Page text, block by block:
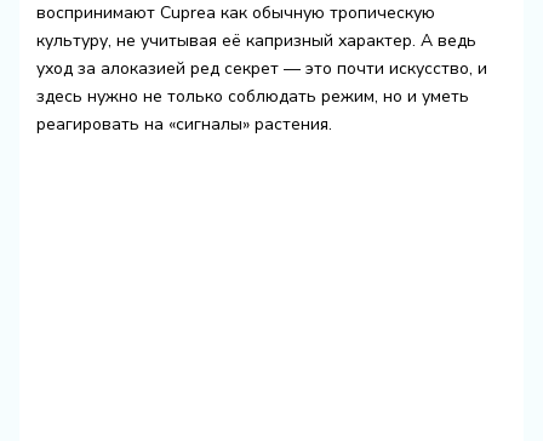
воспринимают Cuprea как обычную тропическую
культуру, не учитывая её капризный характер. А ведь
уход за алоказией ред секрет — это почти искусство, и
здесь нужно не только соблюдать режим, но и уметь
реагировать на «сигналы» растения.